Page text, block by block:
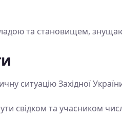
та становищем,
ситуацію Західної
свідком та учасником